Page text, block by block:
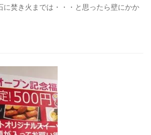
に焚き火までは・・・と思ったら壁にかか